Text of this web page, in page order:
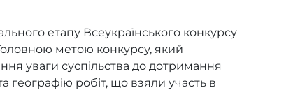
етапу Всеукраїнського конкурсу
метою конкурсу, який
уваги суспільства до дотримання
географію робіт, що взяли участь в